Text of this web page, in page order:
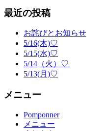
最近の投稿
お詫びとお知らせ
5/16(木)♡
5/15(水)♡
5/14（火）♡
5/13(月)♡
メニュー
Pomponner
メニュー